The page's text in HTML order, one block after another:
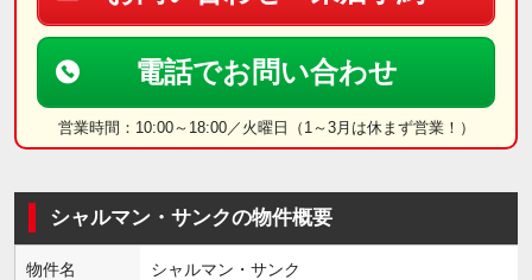
電話でお問い合わせ
営業時間：10:00～18:00／火曜日（1～3月は休まず営業！）
シャルマン・サンクの物件概要
物件名 シャルマン・サンク